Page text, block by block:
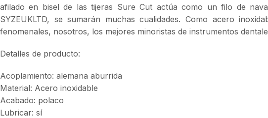
afilado en bisel de las tijeras Sure Cut actúa como un filo de
SYZEUKLTD, se sumarán muchas cualidades. Como acero
fenomenales, nosotros, los mejores minoristas de instrumentos
Detalles de producto:
Acoplamiento: alemana aburrida
Material: Acero inoxidable
Acabado: polaco
Lubricar: sí